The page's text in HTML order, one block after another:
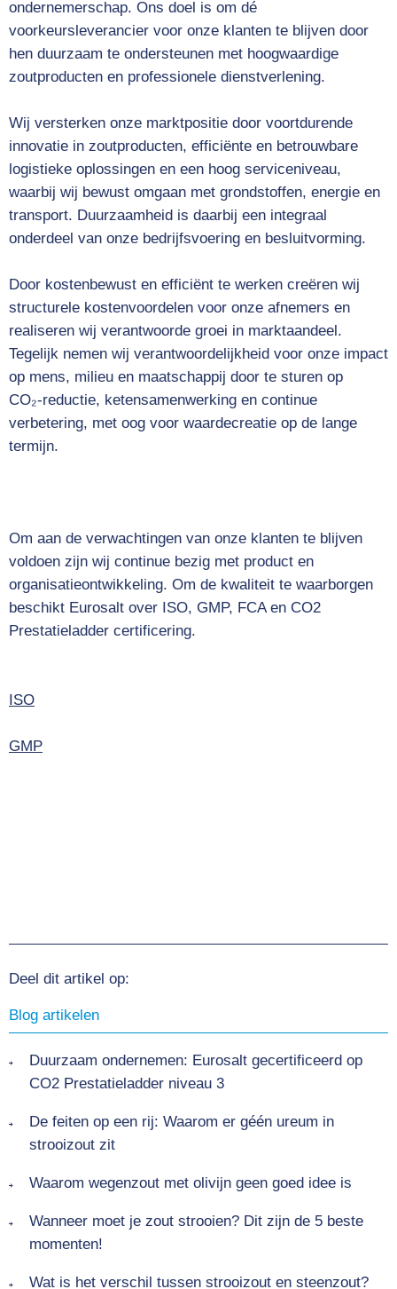
ondernemerschap. Ons doel is om dé
voorkeursleverancier voor onze klanten te blijven door
hen duurzaam te ondersteunen met hoogwaardige
zoutproducten en professionele dienstverlening.
Wij versterken onze marktpositie door voortdurende
innovatie in zoutproducten, efficiënte en betrouwbare
logistieke oplossingen en een hoog serviceniveau,
waarbij wij bewust omgaan met grondstoffen, energie en
transport. Duurzaamheid is daarbij een integraal
onderdeel van onze bedrijfsvoering en besluitvorming.
Door kostenbewust en efficiënt te werken creëren wij
structurele kostenvoordelen voor onze afnemers en
realiseren wij verantwoorde groei in marktaandeel.
Tegelijk nemen wij verantwoordelijkheid voor onze impact
op mens, milieu en maatschappij door te sturen op
CO₂‑reductie, ketensamenwerking en continue
verbetering, met oog voor waardecreatie op de lange
termijn.
Om aan de verwachtingen van onze klanten te blijven
voldoen zijn wij continue bezig met product en
organisatieontwikkeling. Om de kwaliteit te waarborgen
beschikt Eurosalt over ISO, GMP, FCA en CO2
Prestatieladder certificering.
ISO
GMP
Deel dit artikel op:
Blog artikelen
Duurzaam ondernemen: Eurosalt gecertificeerd op
CO2 Prestatieladder niveau 3
De feiten op een rij: Waarom er géén ureum in
strooizout zit
Waarom wegenzout met olivijn geen goed idee is
Wanneer moet je zout strooien? Dit zijn de 5 beste
momenten!
Wat is het verschil tussen strooizout en steenzout?